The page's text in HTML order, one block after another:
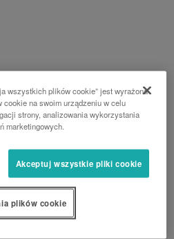
wszystkich plików cookie” jest wyrażona
cookie na swoim urządzeniu w celu
strony, analizowania wykorzystania
marketingowych.
Akceptuj wszystkie pliki cookie
plików cookie